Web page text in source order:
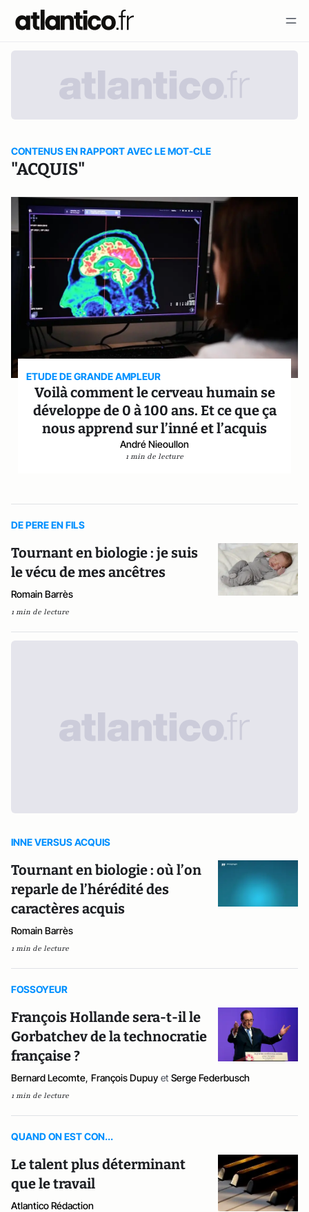
CONTENUS EN RAPPORT AVEC LE MOT-CLE
"ACQUIS"
ETUDE DE GRANDE AMPLEUR
Voilà comment le cerveau humain se
développe de 0 à 100 ans. Et ce que ça
nous apprend sur l’inné et l’acquis
André Nieoullon
1 min de lecture
DE PERE EN FILS
Tournant en biologie : je suis
le vécu de mes ancêtres
Romain Barrès
1 min de lecture
INNE VERSUS ACQUIS
Tournant en biologie : où l’on
reparle de l’hérédité des
caractères acquis
Romain Barrès
1 min de lecture
FOSSOYEUR
François Hollande sera-t-il le
Gorbatchev de la technocratie
française ?
Bernard Lecomte, François Dupuy et Serge Federbusch
1 min de lecture
QUAND ON EST CON...
Le talent plus déterminant
que le travail
Atlantico Rédaction